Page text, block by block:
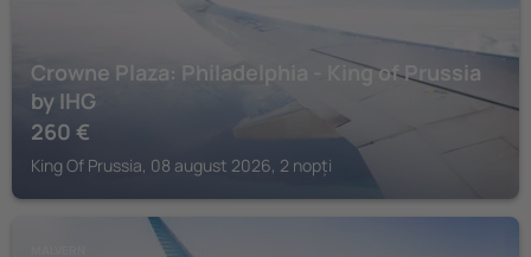
Crowne Plaza: Philadelphia - King of Prussia
by IHG
260 €
King Of Prussia, 08 august 2026, 2 nopți